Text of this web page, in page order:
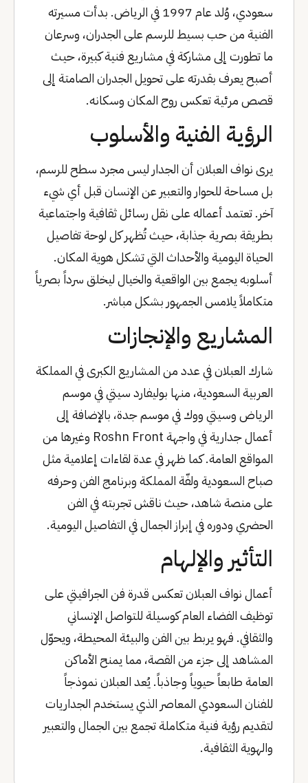
سعودي، وُلد عام 1997 في الرياض. بدأت مسيرته
الفنية من حب بسيط للرسم على الجدران، وسرعان
ما تطورت إلى مشاركة في مشاريع فنية كبيرة، حيث
أصبح يعرف بقدرته على تحويل الجدران الصامتة إلى
قصص مرئية تعكس روح المكان وسكانه.
الرؤية الفنية والأسلوب
يرى نواف العبلان أن الجدار ليس مجرد سطح للرسم،
بل مساحة للحوار والتعبير عن الإنسان قبل أي شيء
آخر. تعتمد أعماله على نقل رسائل ثقافية واجتماعية
بطريقة بصرية جذابة، حيث تُظهر كل لوحة تفاصيل
الحياة اليومية والأحداث التي تشكل هوية المكان.
أسلوبه يجمع بين الواقعية والخيال ليخلق سرداً بصرياً
متكاملاً يلامس الجمهور بشكل مباشر.
المشاريع والإنجازات
شارك العبلان في عدد من المشاريع الكبرى في المملكة
العربية السعودية، منها بوليفارد سيتي في موسم
الرياض وسيتي ووك في موسم جدة، بالإضافة إلى
أعمال جدارية في واجهة Roshn Front وغيرها من
المواقع العامة. كما ظهر في عدة لقاءات إعلامية مثل
صباح السعودية ولفّة المملكة وبرنامج الفن وحرفه
على منصة شاهد، حيث ناقش تجربته في الفن
الحضري ودوره في إبراز الجمال في التفاصيل اليومية.
التأثير والإلهام
أعمال نواف العبلان تعكس قدرة فن الجرافيتي على
توظيف الفضاء العام كوسيلة للتواصل الإنساني
والثقافي. فهو يربط بين الفن والبيئة المحيطة، ويحوّل
المشاهد إلى جزء من القصة، مما يمنح الأماكن
العامة طابعاً حيوياً وجاذباً. يُعد العبلان نموذجاً
للفنان السعودي المعاصر الذي يستخدم الجداريات
لتقديم رؤية فنية متكاملة تجمع بين الجمال والتعبير
والهوية الثقافية.